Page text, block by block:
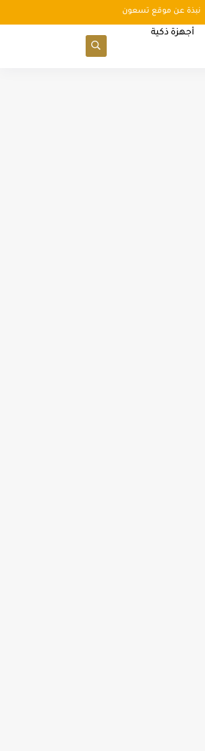
نبذة عن موقع تسعون
أجهزة ذكية